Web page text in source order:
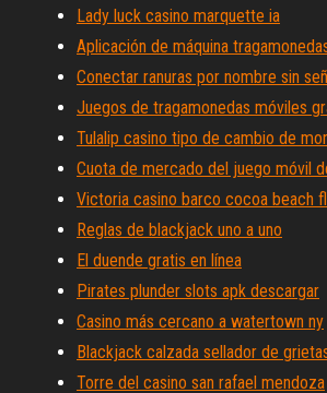
Lady luck casino marquette ia
Aplicación de máquina
Conectar ranuras por nombre sin
Juegos de tragamonedas móviles
Tulalip casino tipo de cambio de
Cuota de mercado del juego móvil
Victoria casino barco cocoa beach fl
Reglas de blackjack uno a uno
El duende gratis en línea
Pirates plunder slots apk descargar
Casino más cercano a watertown ny
Blackjack calzada sellador de
Torre del casino san rafael mendoza